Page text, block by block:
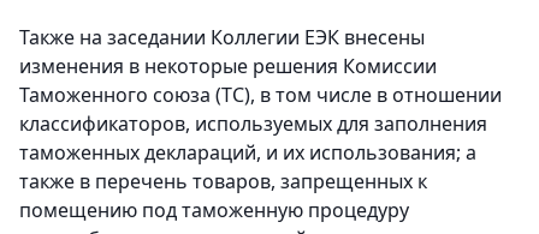
Также на заседании Коллегии ЕЭК внесены
изменения в некоторые решения Комиссии
Таможенного союза (ТС), в том числе в отношении
классификаторов, используемых для заполнения
таможенных деклараций, и их использования; а
также в перечень товаров, запрещенных к
помещению под таможенную процедуру